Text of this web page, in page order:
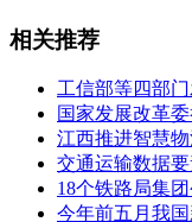
相关推荐
工信部等四部
国家发展改革
江西推进智慧
交通运输数据
18个铁路局集
今年前五月我